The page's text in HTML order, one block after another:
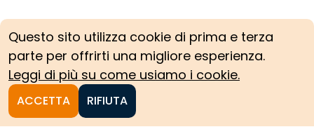
Questo sito utilizza cookie di prima e terza
parte per offrirti una migliore esperienza.
Leggi di più su come usiamo i cookie.
ACCETTA RIFIUTA